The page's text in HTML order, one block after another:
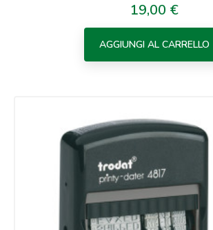
Prezzo
19,00 €
AGGIUNGI AL CARRELLO